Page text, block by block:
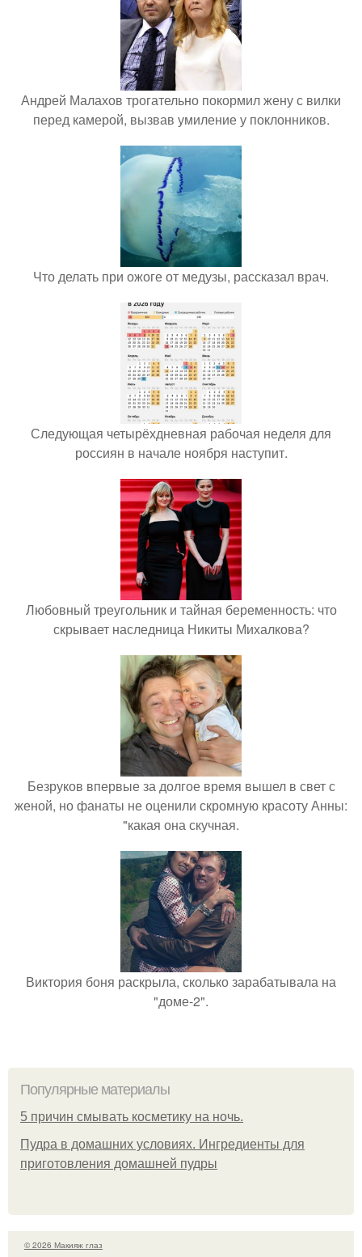
Андрей Малахов трогательно покормил жену с вилки
перед камерой, вызвав умиление у поклонников.
Что делать при ожоге от медузы, рассказал врач.
Следующая четырёхдневная рабочая неделя для
россиян в начале ноября наступит.
Любовный треугольник и тайная беременность: что
скрывает наследница Никиты Михалкова?
Безруков впервые за долгое время вышел в свет с
женой, но фанаты не оценили скромную красоту Анны:
"какая она скучная.
Виктория боня раскрыла, сколько зарабатывала на
"доме-2".
Популярные материалы
5 причин смывать косметику на ночь.
Пудра в домашних условиях. Ингредиенты для
приготовления домашней пудры
© 2026 Макияж глаз